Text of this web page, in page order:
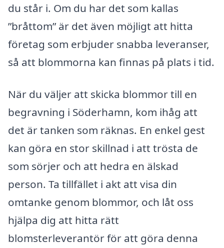
du står i. Om du har det som kallas
”bråttom” är det även möjligt att hitta
företag som erbjuder snabba leveranser,
så att blommorna kan finnas på plats i tid.
När du väljer att skicka blommor till en
begravning i Söderhamn, kom ihåg att
det är tanken som räknas. En enkel gest
kan göra en stor skillnad i att trösta de
som sörjer och att hedra en älskad
person. Ta tillfället i akt att visa din
omtanke genom blommor, och låt oss
hjälpa dig att hitta rätt
blomsterleverantör för att göra denna